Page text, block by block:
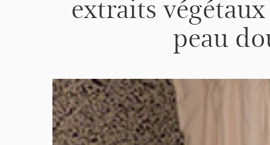
peau